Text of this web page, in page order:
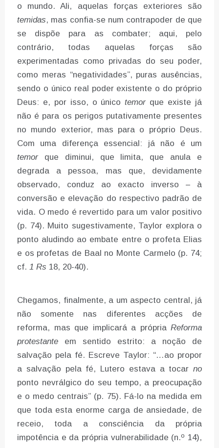
o mundo. Ali, aquelas forças exteriores são
temidas, mas confia-se num contrapoder de que
se dispõe para as combater; aqui, pelo
contrário, todas aquelas forças são
experimentadas como privadas do seu poder,
como meras “negatividades”, puras ausências,
sendo o único real poder existente o do próprio
Deus: e, por isso, o únicotemor que existe já
não é para os perigos putativamente presentes
no mundo exterior, mas para o próprio Deus.
Com uma diferença essencial: já não é um
temor que diminui, que limita, que anula e
degrada a pessoa, mas que, devidamente
observado, conduz ao exacto inverso – à
conversão e elevação do respectivo padrão de
vida. O medo é revertido para um valor positivo
(p. 74). Muito sugestivamente, Taylor explora o
ponto aludindo ao embate entre o profeta Elias
e os profetas de Baal no Monte Carmelo (p. 74;
cf. 1 Rs 18, 20-40).
Chegamos, finalmente, a um aspecto central, já
não somente nas diferentes acções de
reforma, mas que implicará a própria Reforma
protestante em sentido estrito: a noção de
salvação pela fé. Escreve Taylor: “…ao propor
a salvação pela fé, Lutero estava a tocar no
ponto nevrálgico do seu tempo, a preocupação
e o medo centrais” (p. 75). Fá-lo na medida em
que toda esta enorme carga de ansiedade, de
receio, toda a consciência da própria
impotência e da própria vulnerabilidade (n.º 14),